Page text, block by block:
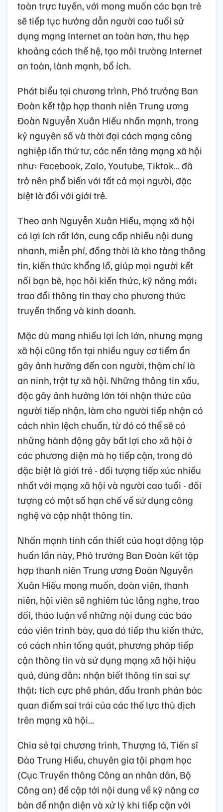
toàn trực tuyến, với mong muốn các bạn trẻ
sẽ tiếp tục hướng dẫn người cao tuổi sử
dụng mạng Internet an toàn hơn, thu hẹp
khoảng cách thế hệ, tạo môi trường Internet
an toàn, lành mạnh, bổ ích.
Phát biểu tại chương trình, Phó trưởng Ban
Đoàn kết tập hợp thanh niên Trung ương
Đoàn Nguyễn Xuân Hiếu nhấn mạnh, trong
kỷ nguyên số và thời đại cách mạng công
nghiệp lần thứ tư, các nền tảng mạng xã hội
như: Facebook, Zalo, Youtube, Tiktok… đã
trở nên phổ biến với tất cả mọi người, đặc
biệt là đối với giới trẻ.
Theo anh Nguyễn Xuân Hiếu, mạng xã hội
có lợi ích rất lớn, cung cấp nhiều nội dung
nhanh, miễn phí, đồng thời là kho tàng thông
tin, kiến thức khổng lồ, giúp mọi người kết
nối bạn bè, học hỏi kiến thức, kỹ năng mới;
trao đổi thông tin thay cho phương thức
truyền thống và kinh doanh.
Mặc dù mang nhiều lợi ích lớn, nhưng mạng
xã hội cũng tồn tại nhiều nguy cơ tiềm ẩn
gây ảnh hưởng đến con người, thậm chí là
an ninh, trật tự xã hội. Những thông tin xấu,
độc gây ảnh hưởng lớn tới nhận thức của
người tiếp nhận, làm cho người tiếp nhận có
cách nhìn lệch chuẩn, từ đó có thể sẽ có
những hành động gây bất lợi cho xã hội ở
các phương diện mà họ tiếp cận, trong đó
đặc biệt là giới trẻ - đối tượng tiếp xúc nhiều
nhất với mạng xã hội và người cao tuổi - đối
tượng có một số hạn chế về sử dụng công
nghệ và cập nhật thông tin.
Nhấn mạnh tính cần thiết của hoạt động tập
huấn lần này, Phó trưởng Ban Đoàn kết tập
hợp thanh niên Trung ương Đoàn Nguyễn
Xuân Hiếu mong muốn, đoàn viên, thanh
niên, hội viên sẽ nghiêm túc lắng nghe, trao
đổi, thảo luận về những nội dung các báo
cáo viên trình bày, qua đó tiếp thu kiến thức,
có cách nhìn tổng quát, phương pháp tiếp
cận thông tin và sử dụng mạng xã hội hiệu
quả, đúng đắn; nhận biết thông tin sai sự
thật; tích cực phê phán, đấu tranh phản bác
quan điểm sai trái của các thế lực thù địch
trên mạng xã hội…
Chia sẻ tại chương trình, Thượng tá, Tiến sĩ
Đào Trung Hiếu, chuyên gia tội phạm học
(Cục Truyền thông Công an nhân dân, Bộ
Công an) đề cập tới nội dung về kỹ năng cơ
bản để nhận diện và xử lý khi tiếp cận với